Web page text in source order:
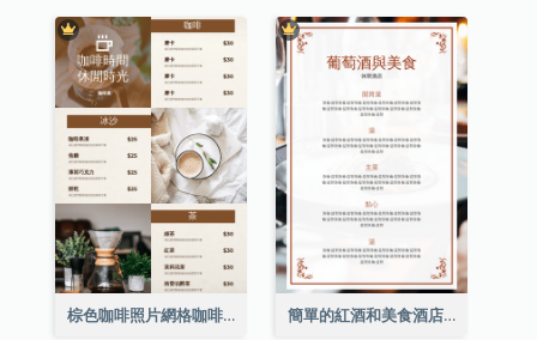
棕色咖啡照片網格咖啡店菜單 簡單的紅酒和美食酒店餐廳菜單